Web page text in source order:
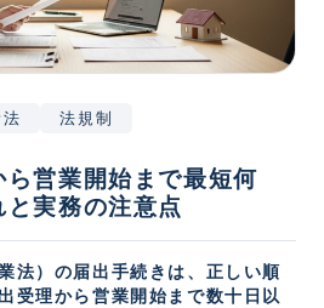
法規制
営業開始まで最短何
と実務の注意点
法）の届出手続きは、正しい順
受理から営業開始まで数十日以